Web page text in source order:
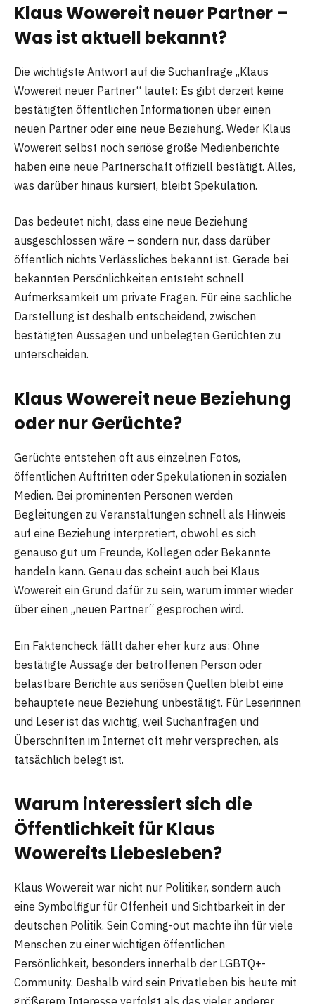
Klaus Wowereit neuer Partner –
Was ist aktuell bekannt?
Die wichtigste Antwort auf die Suchanfrage „Klaus
Wowereit neuer Partner“ lautet: Es gibt derzeit keine
bestätigten öffentlichen Informationen über einen
neuen Partner oder eine neue Beziehung. Weder Klaus
Wowereit selbst noch seriöse große Medienberichte
haben eine neue Partnerschaft offiziell bestätigt. Alles,
was darüber hinaus kursiert, bleibt Spekulation.
Das bedeutet nicht, dass eine neue Beziehung
ausgeschlossen wäre – sondern nur, dass darüber
öffentlich nichts Verlässliches bekannt ist. Gerade bei
bekannten Persönlichkeiten entsteht schnell
Aufmerksamkeit um private Fragen. Für eine sachliche
Darstellung ist deshalb entscheidend, zwischen
bestätigten Aussagen und unbelegten Gerüchten zu
unterscheiden.
Klaus Wowereit neue Beziehung
oder nur Gerüchte?
Gerüchte entstehen oft aus einzelnen Fotos,
öffentlichen Auftritten oder Spekulationen in sozialen
Medien. Bei prominenten Personen werden
Begleitungen zu Veranstaltungen schnell als Hinweis
auf eine Beziehung interpretiert, obwohl es sich
genauso gut um Freunde, Kollegen oder Bekannte
handeln kann. Genau das scheint auch bei Klaus
Wowereit ein Grund dafür zu sein, warum immer wieder
über einen „neuen Partner“ gesprochen wird.
Ein Faktencheck fällt daher eher kurz aus: Ohne
bestätigte Aussage der betroffenen Person oder
belastbare Berichte aus seriösen Quellen bleibt eine
behauptete neue Beziehung unbestätigt. Für Leserinnen
und Leser ist das wichtig, weil Suchanfragen und
Überschriften im Internet oft mehr versprechen, als
tatsächlich belegt ist.
Warum interessiert sich die
Öffentlichkeit für Klaus
Wowereits Liebesleben?
Klaus Wowereit war nicht nur Politiker, sondern auch
eine Symbolfigur für Offenheit und Sichtbarkeit in der
deutschen Politik. Sein Coming-out machte ihn für viele
Menschen zu einer wichtigen öffentlichen
Persönlichkeit, besonders innerhalb der LGBTQ+-
Community. Deshalb wird sein Privatleben bis heute mit